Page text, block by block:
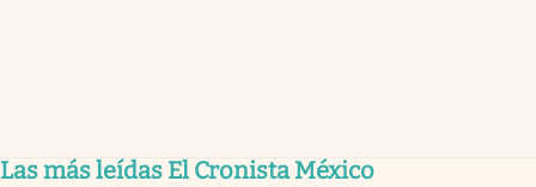
Las más leídas El Cronista México